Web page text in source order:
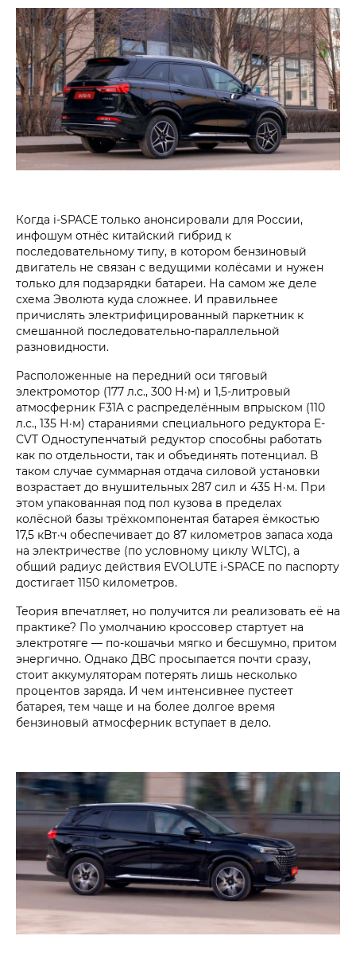
Когда i‑SPACE только анонсировали для России,
инфошум отнёс китайский гибрид к
последовательному типу, в котором бензиновый
двигатель не связан с ведущими колёсами и нужен
только для подзарядки батареи. На самом же деле
схема Эволюта куда сложнее. И правильнее
причислять электрифицированный паркетник к
смешанной последовательно-параллельной
разновидности.
Расположенные на передний оси тяговый
электромотор (177 л.с., 300 Н·м) и 1,5-литровый
атмосферник F31A с распределённым впрыском (110
л.с., 135 Н·м) стараниями специального редуктора E-
CVT Одноступенчатый редуктор способны работать
как по отдельности, так и объединять потенциал. В
таком случае суммарная отдача силовой установки
возрастает до внушительных 287 сил и 435 Н·м. При
этом упакованная под пол кузова в пределах
колёсной базы трёхкомпонентая батарея ёмкостью
17,5 кВт·ч обеспечивает до 87 километров запаса хода
на электричестве (по условному циклу WLTC), а
общий радиус действия EVOLUTE i‑SPACE по паспорту
достигает 1150 километров.
Теория впечатляет, но получится ли реализовать её на
практике? По умолчанию кроссовер стартует на
электротяге — по-кошачьи мягко и бесшумно, притом
энергично. Однако ДВС просыпается почти сразу,
стоит аккумуляторам потерять лишь несколько
процентов заряда. И чем интенсивнее пустеет
батарея, тем чаще и на более долгое время
бензиновый атмосферник вступает в дело.